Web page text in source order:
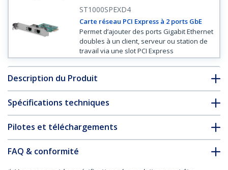
ST1000SPEXD4
Carte réseau PCI Express à 2 ports GbE
Permet d’ajouter des ports Gigabit Ethernet
doubles à un client, serveur ou station de
travail via une slot PCI Express
Description du Produit
Spécifications techniques
Pilotes et téléchargements
FAQ & conformité